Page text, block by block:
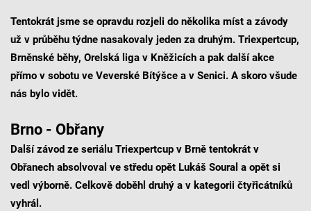
Tentokrát jsme se opravdu rozjeli do několika míst a závody
už v průběhu týdne nasakovaly jeden za druhým. Triexpertcup,
Brněnské běhy, Orelská liga v Kněžicích a pak další akce
přímo v sobotu ve Veverské Bítýšce a v Senici. A skoro všude
nás bylo vidět.
Brno - Obřany
Další závod ze seriálu Triexpertcup v Brně tentokrát v
Obřanech absolvoval ve středu opět Lukáš Soural a opět si
vedl výborně. Celkově doběhl druhý a v kategorii čtyřicátníků
vyhrál.